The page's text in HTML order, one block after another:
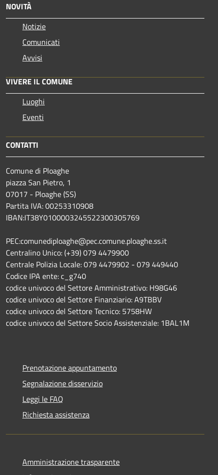
NOVITÀ
Notizie
Comunicati
Avvisi
VIVERE IL COMUNE
Luoghi
Eventi
CONTATTI
Comune di Ploaghe
piazza San Pietro, 1
07017 - Ploaghe (SS)
Partita IVA: 00253310908
IBAN:IT38Y0100003245522300305769
PEC:comunediploaghe@pec.comune.ploaghe.ss.it
Centralino Unico: (+39) 079 4479900
Centrale Polizia Locale: 079 4479902 - 079 449440
Codice IPA ente: c_g740
codice univoco del Settore Amministrativo: H98G46
codice univoco del Settore Finanziario: A9TBBV
codice univoco del Settore Tecnico: 5758HW
codice univoco del Settore Socio Assistenziale: 1BAL1M
Prenotazione appuntamento
Segnalazione disservizio
Leggi le FAQ
Richiesta assistenza
Amministrazione trasparente